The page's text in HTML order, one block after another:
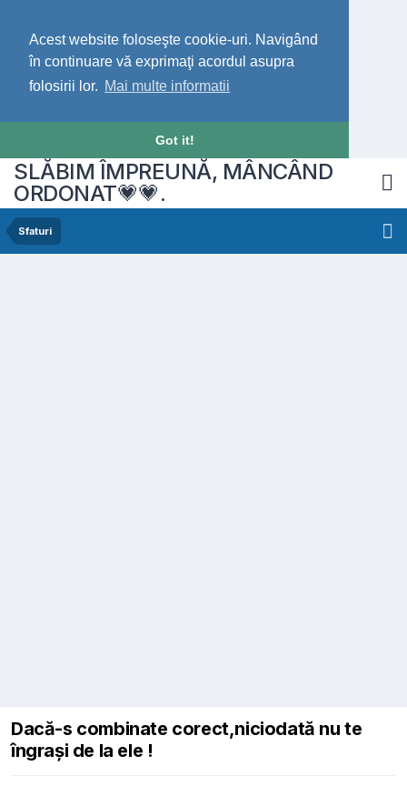
Acest website foloseşte cookie-uri. Navigând
în continuare vă exprimaţi acordul asupra
folosirii lor. Mai multe informatii
Got it!
SLĂBIM ÎMPREUNĂ, MÂNCÂND
ORDONAT💗💗.
Sfaturi
Dacă-s combinate corect,niciodată nu te
îngrași de la ele !